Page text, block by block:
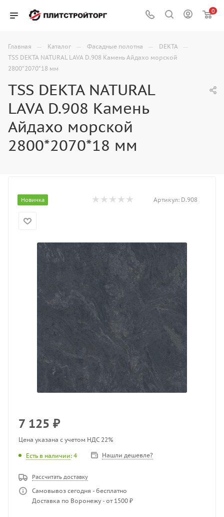
0
Главная — Каталог — Фасадные полотна — DEKTA —
TSS DEKTA NATURAL LAVA D.908 Камень Айдахо морской
2800*2070*18 мм
TSS DEKTA NATURAL
LAVA D.908 Камень
Айдахо морской
2800*2070*18 мм
Новинка Артикул: D.908
7 125 ₽
Цена указана с учетом НДС 22%
Есть в наличии: 4 Нашли дешевле?
Рассчитать доставку
Самовывоз сегодня - бесплатно
Доставка по Воронежу - от 1500 ₽